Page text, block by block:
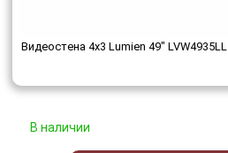
Видеостена 4x3 Lumien 49" LVW4935LL
В наличии